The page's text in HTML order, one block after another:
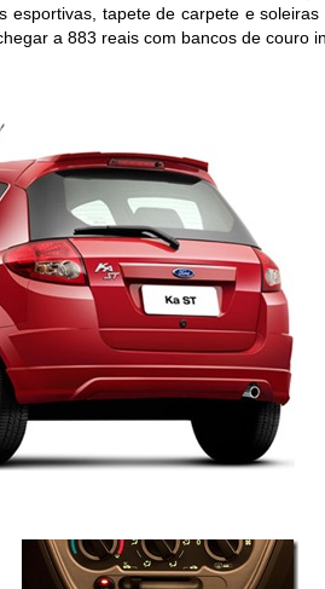
esportivas, tapete de carpete e
a 883 reais com bancos de couro